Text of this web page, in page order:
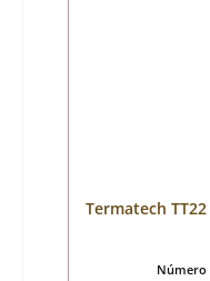
Termatech
Número